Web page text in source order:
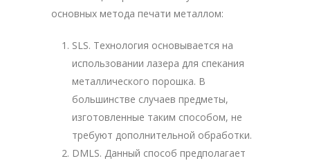
основных метода печати металлом:
SLS. Технология основывается на
использовании лазера для спекания
металлического порошка. В
большинстве случаев предметы,
изготовленные таким способом, не
требуют дополнительной обработки.
DMLS. Данный способ предполагает